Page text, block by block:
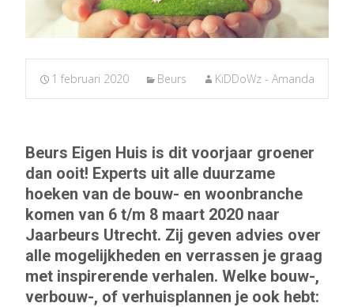
1 februari 2020 Beurs KiDDoWz - Amanda
Beurs Eigen Huis is dit voorjaar groener
dan ooit! Experts uit alle duurzame
hoeken van de bouw- en woonbranche
komen van 6 t/m 8 maart 2020 naar
Jaarbeurs Utrecht. Zij geven advies over
alle mogelijkheden en verrassen je graag
met inspirerende verhalen. Welke bouw-,
verbouw-, of verhuisplannen je ook hebt: